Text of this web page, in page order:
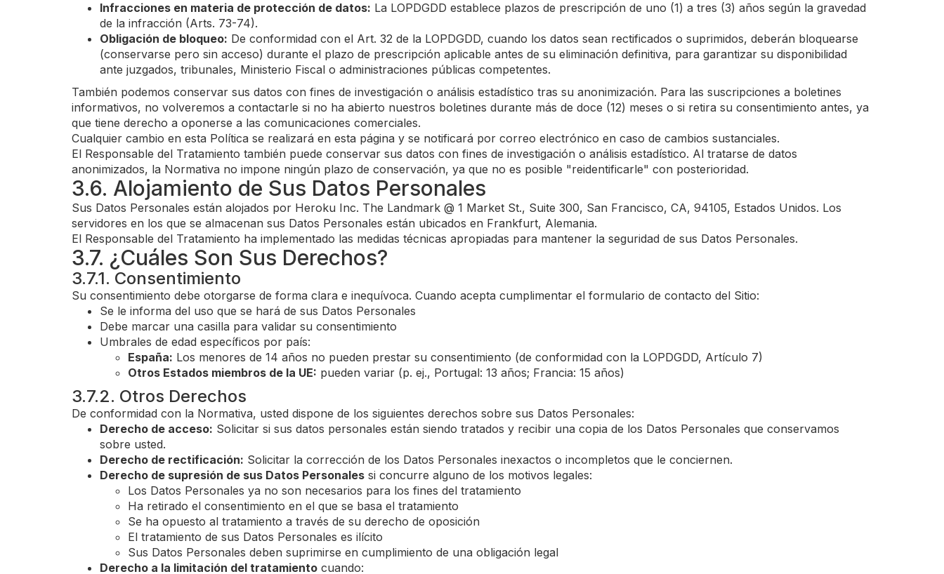
Infracciones en materia de protección de datos: La LOPDGDD establece plazos de prescripción de uno (1) a tres (3) años según la gravedad
de la infracción (Arts. 73-74).
Obligación de bloqueo: De conformidad con el Art. 32 de la LOPDGDD, cuando los datos sean rectificados o suprimidos, deberán bloquearse
(conservarse pero sin acceso) durante el plazo de prescripción aplicable antes de su eliminación definitiva, para garantizar su disponibilidad
ante juzgados, tribunales, Ministerio Fiscal o administraciones públicas competentes.
También podemos conservar sus datos con fines de investigación o análisis estadístico tras su anonimización. Para las suscripciones a boletines
informativos, no volveremos a contactarle si no ha abierto nuestros boletines durante más de doce (12) meses o si retira su consentimiento antes, ya
que tiene derecho a oponerse a las comunicaciones comerciales.
Cualquier cambio en esta Política se realizará en esta página y se notificará por correo electrónico en caso de cambios sustanciales.
El Responsable del Tratamiento también puede conservar sus datos con fines de investigación o análisis estadístico. Al tratarse de datos
anonimizados, la Normativa no impone ningún plazo de conservación, ya que no es posible "reidentificarle" con posterioridad.
3.6. Alojamiento de Sus Datos Personales
Sus Datos Personales están alojados por Heroku Inc. The Landmark @ 1 Market St., Suite 300, San Francisco, CA, 94105, Estados Unidos. Los
servidores en los que se almacenan sus Datos Personales están ubicados en Frankfurt, Alemania.
El Responsable del Tratamiento ha implementado las medidas técnicas apropiadas para mantener la seguridad de sus Datos Personales.
3.7. ¿Cuáles Son Sus Derechos?
3.7.1. Consentimiento
Su consentimiento debe otorgarse de forma clara e inequívoca. Cuando acepta cumplimentar el formulario de contacto del Sitio:
Se le informa del uso que se hará de sus Datos Personales
Debe marcar una casilla para validar su consentimiento
Umbrales de edad específicos por país:
España: Los menores de 14 años no pueden prestar su consentimiento (de conformidad con la LOPDGDD, Artículo 7)
Otros Estados miembros de la UE: pueden variar (p. ej., Portugal: 13 años; Francia: 15 años)
3.7.2. Otros Derechos
De conformidad con la Normativa, usted dispone de los siguientes derechos sobre sus Datos Personales:
Derecho de acceso: Solicitar si sus datos personales están siendo tratados y recibir una copia de los Datos Personales que conservamos
sobre usted.
Derecho de rectificación: Solicitar la corrección de los Datos Personales inexactos o incompletos que le conciernen.
Derecho de supresión de sus Datos Personales si concurre alguno de los motivos legales:
Los Datos Personales ya no son necesarios para los fines del tratamiento
Ha retirado el consentimiento en el que se basa el tratamiento
Se ha opuesto al tratamiento a través de su derecho de oposición
El tratamiento de sus Datos Personales es ilícito
Sus Datos Personales deben suprimirse en cumplimiento de una obligación legal
Derecho a la limitación del tratamiento cuando: